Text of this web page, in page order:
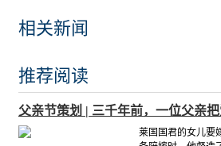
相关新闻
推荐阅读
父亲节策划 | 三千年前，一位父亲
莱国国君的女儿要